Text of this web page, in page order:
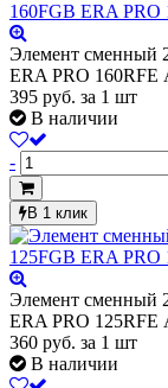
Элемент сменный
ERA PRO 160RFE
395 руб. за 1 шт
В наличии
-
В 1 клик
Элемент сменный
ERA PRO 125RFE
360 руб. за 1 шт
В наличии